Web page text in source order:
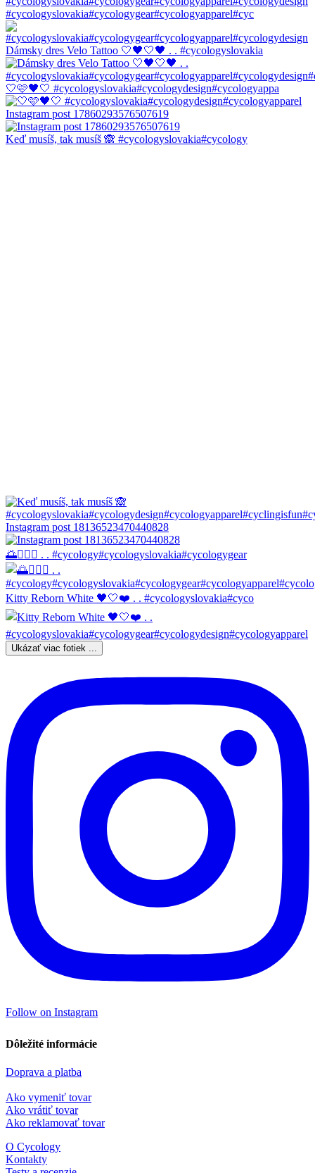
#cycologyslovakia#cycologygear#cycologyapparel#cyc
Dámsky dres Velo Tattoo 🤍🖤🤍🖤 . . #cycologyslovakia
🤍🩷🖤🤍 #cycologyslovakia#cycologydesign#cycologyappa
Instagram post 17860293576507619
Keď musíš, tak musíš 🙈 #cycologyslovakia#cycology
Instagram post 18136523470440828
🌅🚴🏼‍♀️ . . #cycology#cycologyslovakia#cycologygear
Kitty Reborn White 🖤🤍❤️ . . #cycologyslovakia#cyco
Ukázať viac fotiek ...
Follow on Instagram
Dôležité informácie
Doprava a platba
Ako vymeniť tovar
Ako vrátiť tovar
Ako reklamovať tovar
O Cycology
Kontakty